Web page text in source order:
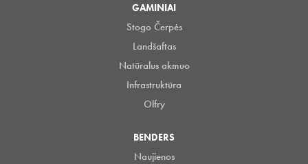
GAMINIAI
Stogo Čerpės
Landšaftas
Natūralus akmuo
Infrastruktūra
Olfry
BENDERS
Naujienos